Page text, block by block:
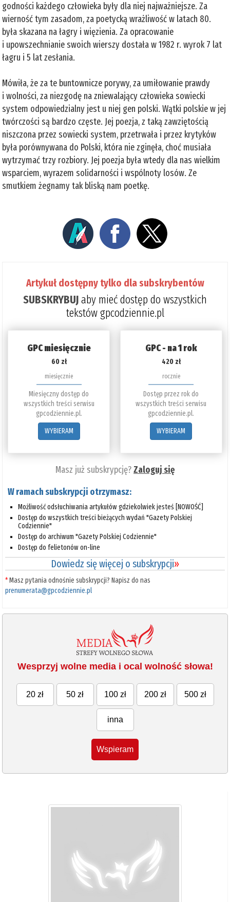
godności każdego człowieka były dla niej najważniejsze. Za
wierność tym zasadom, za poetycką wrażliwość w latach 80.
była skazana na łagry i więzienia. Za opracowanie
i upowszechnianie swoich wierszy dostała w 1982 r. wyrok 7 lat
łagru i 5 lat zesłania.
Mówiła, że za te buntownicze porywy, za umiłowanie prawdy
i wolności, za niezgodę na zniewalający człowieka sowiecki
system odpowiedzialny jest u niej gen polski. Wątki polskie w jej
twórczości są bardzo częste. Jej poezja, z taką zawziętością
niszczona przez sowiecki system, przetrwała i przez krytyków
była porównywana do Polski, która nie zginęła, choć musiała
wytrzymać trzy rozbiory. Jej poezja była wtedy dla nas wielkim
wsparciem, wyrazem solidarności i wspólnoty losów. Ze
smutkiem żegnamy tak bliską nam poetkę.
Artykuł dostępny tylko dla subskrybentów
SUBSKRYBUJaby mieć dostęp do wszystkich
tekstów gpcodziennie.pl
GPC miesięcznie
60 zł
miesięcznie
Miesięczny dostęp do
wszystkich treści serwisu
gpcodziennie.pl.
WYBIERAM
GPC - na 1 rok
420 zł
rocznie
Dostęp przez rok do
wszystkich treści serwisu
gpcodziennie.pl.
WYBIERAM
Masz już subskrypcję?Zaloguj się
W ramach subskrypcji otrzymasz:
Możliwość odsłuchiwania artykułów gdziekolwiek jesteś [NOWOŚĆ]
Dostęp do wszystkich treści bieżących wydań "Gazety Polskiej
Codziennie"
Dostęp do archiwum "Gazety Polskiej Codziennie"
Dostęp do felietonów on-line
Dowiedz się więcej o subskrypcji»
*Masz pytania odnośnie subskrypcji? Napisz do nas
prenumerata@gpcodziennie.pl
Wesprzyj wolne media i ocal wolność słowa!
20 zł 50 zł 100 zł 200 zł 500 zł
inna
Wspieram